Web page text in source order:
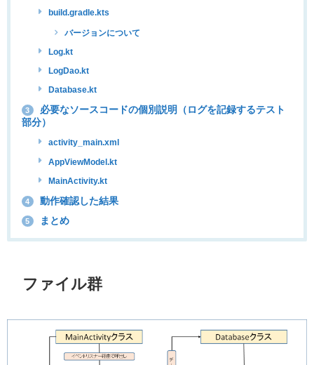
build.gradle.kts
バージョンについて
Log.kt
LogDao.kt
Database.kt
3
必要なソースコードの個別説明（ログを記録するテスト
部分）
activity_main.xml
AppViewModel.kt
MainActivity.kt
4 動作確認した結果
5 まとめ
ファイル群